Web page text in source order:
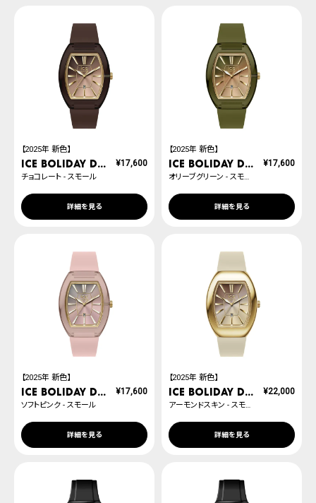
【2025年 新色】
ICE boliday dome plastic
チョコレート - スモール
¥17,600
詳細を見る
【2025年 新色】
ICE boliday dome plastic
オリーブグリーン - スモール
¥17,600
詳細を見る
【2025年 新色】
ICE boliday dome plastic
ソフトピンク - スモール
¥17,600
詳細を見る
【2025年 新色】
ICE boliday dome metal
アーモンドスキン - スモール
¥22,000
詳細を見る